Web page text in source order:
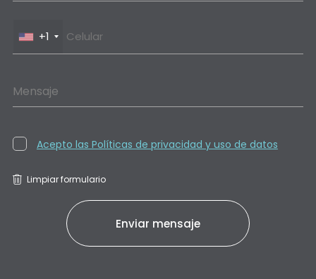
+1
Mensaje
Acepto las Políticas de privacidad y uso de datos
Limpiar formulario